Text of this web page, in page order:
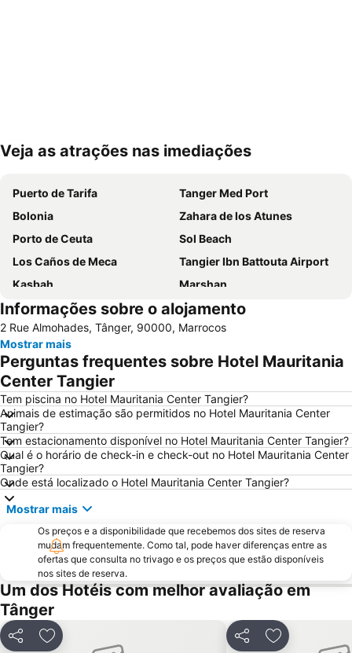
Ampliar mapa
Veja as atrações nas imediações
Puerto de Tarifa
Tanger Med Port
Bolonia
Zahara de los Atunes
Porto de Ceuta
Sol Beach
Los Caños de Meca
Tangier Ibn Battouta Airport
Kasbah
Marshan
Achakar
Valdevaqueros
Playa de los Lances
Cabo Negro Royal Golf Club
Playa Chica
Dar-el-Makhzen Palace
Hercules Caves
M'diq Beach
Getares
Mendoubia Gardens
Playa del Carmen
Cape Spartel
Playa de Punta Paloma
Asilah Beach
Medina
Faro de Punta Carnero
Estación de Tren
Roman ruins of Baelo Claudia
Benítez
Plaza de Santiago
Faro de Trafalgar
Bahía Park
Informações sobre o alojamento
2 Rue Almohades, Tânger, 90000, Marrocos
Mostrar mais
Perguntas frequentes sobre Hotel Mauritania
Center Tangier
Tem piscina no Hotel Mauritania Center Tangier?
Animais de estimação são permitidos no Hotel Mauritania Center
Tangier?
Tem estacionamento disponível no Hotel Mauritania Center Tangier?
Qual é o horário de check-in e check-out no Hotel Mauritania Center
Tangier?
Onde está localizado o Hotel Mauritania Center Tangier?
Mostrar mais
Os preços e a disponibilidade que recebemos dos sites de reserva
mudam frequentemente. Como tal, pode haver diferenças entre as
ofertas que consulta no trivago e os preços que estão disponíveis
nos sites de reserva.
Um dos Hotéis com melhor avaliação em
Tânger
PartilharAdicionar aos favoritos PartilharAdicionar